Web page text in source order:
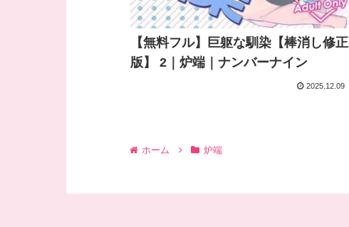
【無料フル】巨躯な馴染【棒消し修正
版】 2｜炉端｜ナンバーナイン
2025.12.09
ホーム 炉端